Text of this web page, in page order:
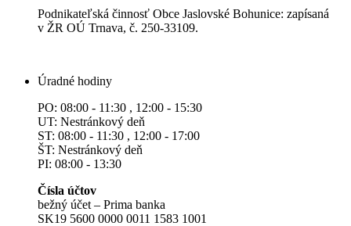
Podnikateľská činnosť Obce Jaslovské Bohunice: zapísaná
v ŽR OÚ Trnava, č. 250-33109.
Úradné hodiny
PO: 08:00 - 11:30 , 12:00 - 15:30
UT: Nestránkový deň
ST: 08:00 - 11:30 , 12:00 - 17:00
ŠT: Nestránkový deň
PI: 08:00 - 13:30
Čísla účtov
bežný účet – Prima banka
SK19 5600 0000 0011 1583 1001